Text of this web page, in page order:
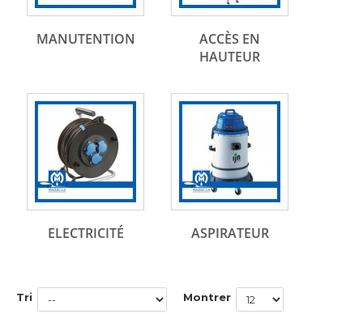
MANUTENTION
ACCÈS EN
HAUTEUR
ELECTRICITÉ ASPIRATEUR
Tri
Montrer